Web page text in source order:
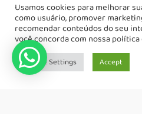
Usamos cookies para melhorar
como usuário, promover
recomendar conteúdos do seu
você concorda com nossapolítica
Cookie Settings Accept